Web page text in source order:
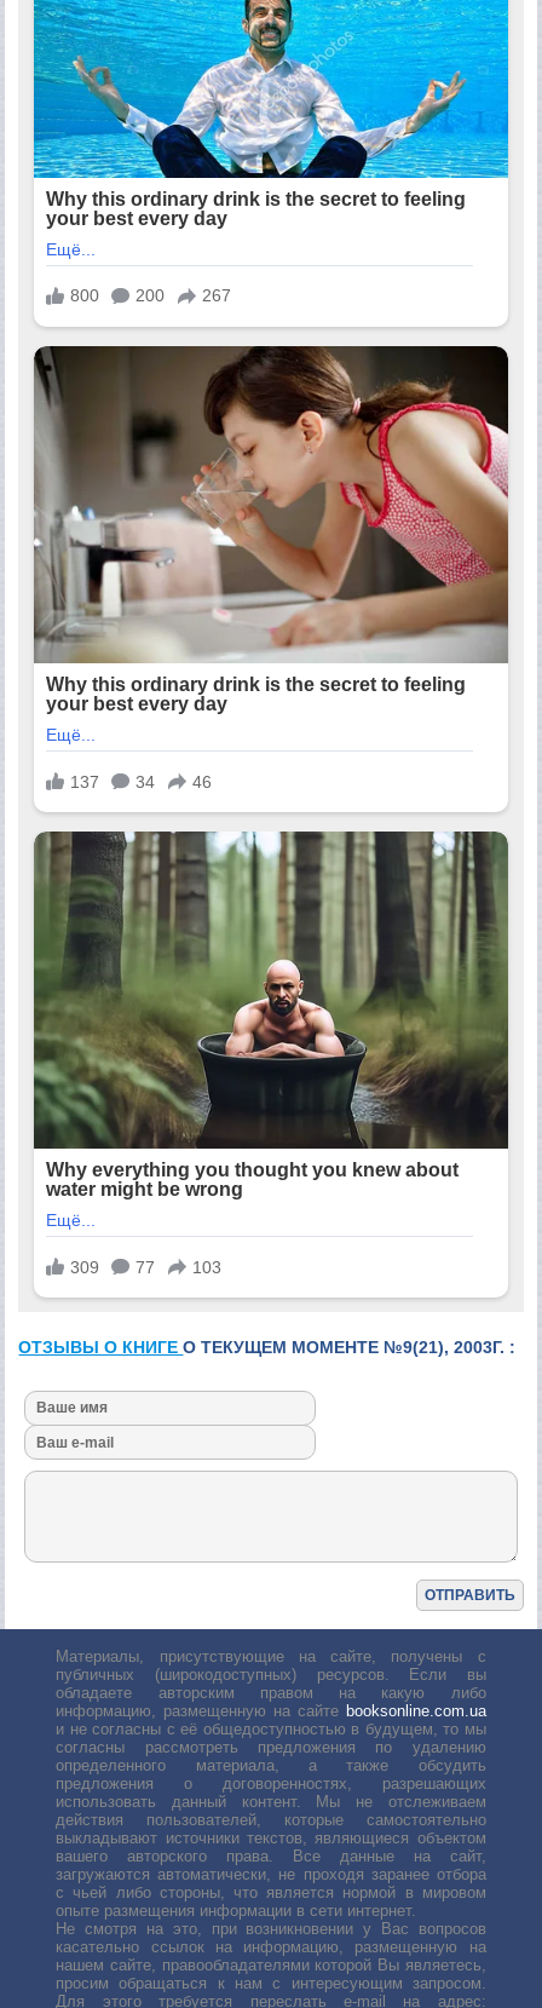
ОТЗЫВЫ О КНИГЕО ТЕКУЩЕМ МОМЕНТЕ №9(21), 2003Г. :
Материалы, присутствующие на сайте, получены с
публичных (широкодоступных) ресурсов. Если вы
обладаете авторским правом на какую либо
информацию, размещенную на сайте booksonline.com.ua
и не согласны с её общедоступностью в будущем, то мы
согласны рассмотреть предложения по удалению
определенного материала, а также обсудить
предложения о договоренностях, разрешающих
использовать данный контент. Мы не отслеживаем
действия пользователей, которые самостоятельно
выкладывают источники текстов, являющиеся объектом
вашего авторского права. Все данные на сайт,
загружаются автоматически, не проходя заранее отбора
с чьей либо стороны, что является нормой в мировом
опыте размещения информации в сети интернет.
Не смотря на это, при возникновении у Вас вопросов
касательно ссылок на информацию, размещенную на
нашем сайте, правообладателями которой Вы являетесь,
просим обращаться к нам с интересующим запросом.
Для этого требуется переслать е-mail на адрес: